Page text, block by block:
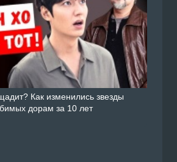
Как изменились звезды
дорам за 10 лет